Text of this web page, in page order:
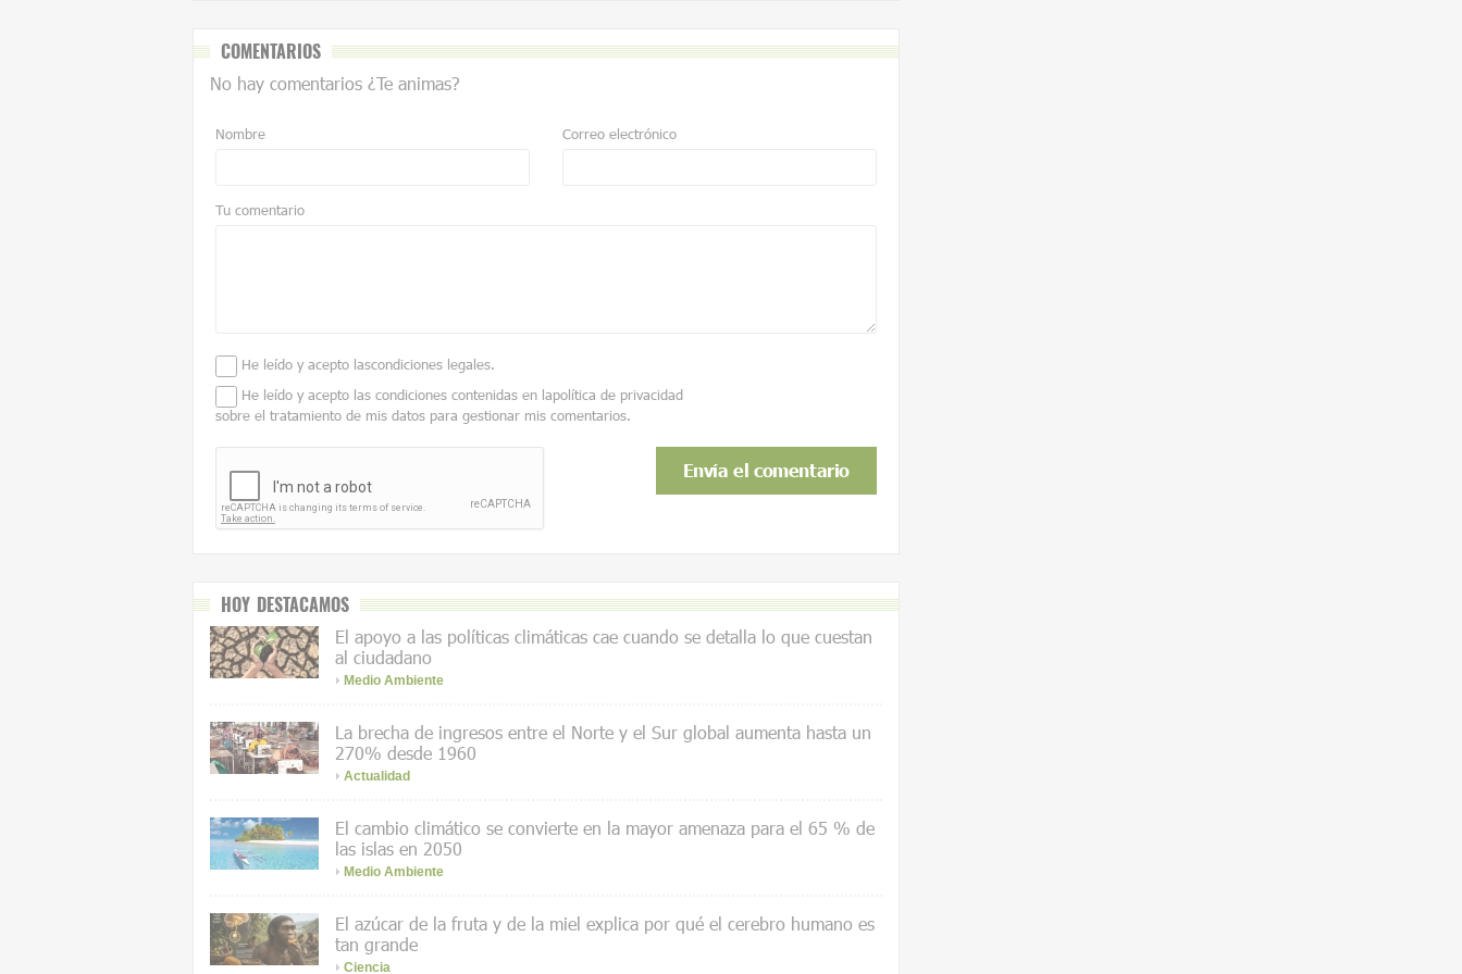
COMENTARIOS
No hay comentarios ¿Te animas?
Nombre Correo electrónico
Tu comentario
He leído y acepto lascondiciones legales.
He leído y acepto las condiciones contenidas en lapolítica de privacidad
sobre el tratamiento de mis datos para gestionar mis comentarios.
HOY DESTACAMOS
El apoyo a las políticas climáticas cae cuando se detalla lo que cuestan
al ciudadano
Medio Ambiente
La brecha de ingresos entre el Norte y el Sur global aumenta hasta un
270% desde 1960
Actualidad
El cambio climático se convierte en la mayor amenaza para el 65 % de
las islas en 2050
Medio Ambiente
El azúcar de la fruta y de la miel explica por qué el cerebro humano es
tan grande
Ciencia